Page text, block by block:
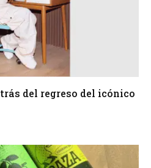
del regreso del icónico